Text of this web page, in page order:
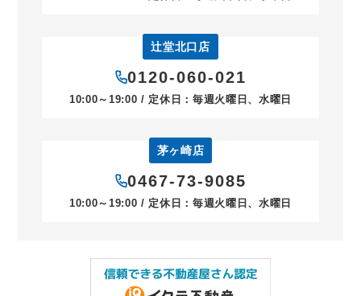
辻堂北口店
0120-060-021
10:00～19:00 / 定休日：毎週火曜日、水曜日
茅ヶ崎店
0467-73-9085
10:00～19:00 / 定休日：毎週火曜日、水曜日